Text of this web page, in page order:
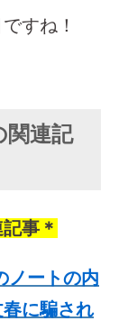
すね！
関連記
事＊
ノートの内
に騙され